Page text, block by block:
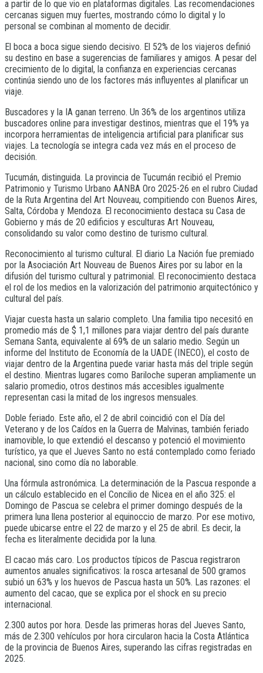
a partir de lo que vio en plataformas digitales. Las recomendaciones
cercanas siguen muy fuertes, mostrando cómo lo digital y lo
personal se combinan al momento de decidir.
El boca a boca sigue siendo decisivo. El 52% de los viajeros definió
su destino en base a sugerencias de familiares y amigos. A pesar del
crecimiento de lo digital, la confianza en experiencias cercanas
continúa siendo uno de los factores más influyentes al planificar un
viaje.
Buscadores y la IA ganan terreno. Un 36% de los argentinos utiliza
buscadores online para investigar destinos, mientras que el 19% ya
incorpora herramientas de inteligencia artificial para planificar sus
viajes. La tecnología se integra cada vez más en el proceso de
decisión.
Tucumán, distinguida. La provincia de Tucumán recibió el Premio
Patrimonio y Turismo Urbano AANBA Oro 2025-26 en el rubro Ciudad
de la Ruta Argentina del Art Nouveau, compitiendo con Buenos Aires,
Salta, Córdoba y Mendoza. El reconocimiento destaca su Casa de
Gobierno y más de 20 edificios y esculturas Art Nouveau,
consolidando su valor como destino de turismo cultural.
Reconocimiento al turismo cultural. El diario La Nación fue premiado
por la Asociación Art Nouveau de Buenos Aires por su labor en la
difusión del turismo cultural y patrimonial. El reconocimiento destaca
el rol de los medios en la valorización del patrimonio arquitectónico y
cultural del país.
Viajar cuesta hasta un salario completo. Una familia tipo necesitó en
promedio más de $ 1,1 millones para viajar dentro del país durante
Semana Santa, equivalente al 69% de un salario medio. Según un
informe del Instituto de Economía de la UADE (INECO), el costo de
viajar dentro de la Argentina puede variar hasta más del triple según
el destino. Mientras lugares como Bariloche superan ampliamente un
salario promedio, otros destinos más accesibles igualmente
representan casi la mitad de los ingresos mensuales.
Doble feriado. Este año, el 2 de abril coincidió con el Día del
Veterano y de los Caídos en la Guerra de Malvinas, también feriado
inamovible, lo que extendió el descanso y potenció el movimiento
turístico, ya que el Jueves Santo no está contemplado como feriado
nacional, sino como día no laborable.
Una fórmula astronómica. La determinación de la Pascua responde a
un cálculo establecido en el Concilio de Nicea en el año 325: el
Domingo de Pascua se celebra el primer domingo después de la
primera luna llena posterior al equinoccio de marzo. Por ese motivo,
puede ubicarse entre el 22 de marzo y el 25 de abril. Es decir, la
fecha es literalmente decidida por la luna.
El cacao más caro. Los productos típicos de Pascua registraron
aumentos anuales significativos: la rosca artesanal de 500 gramos
subió un 63% y los huevos de Pascua hasta un 50%. Las razones: el
aumento del cacao, que se explica por el shock en su precio
internacional.
2.300 autos por hora. Desde las primeras horas del Jueves Santo,
más de 2.300 vehículos por hora circularon hacia la Costa Atlántica
de la provincia de Buenos Aires, superando las cifras registradas en
2025.